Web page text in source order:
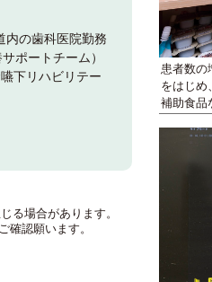
内の歯科医院勤務
ポートチーム）
下リハビリテー
る場合があります。
確認願います。
患者数の
をはじめ
補助食品